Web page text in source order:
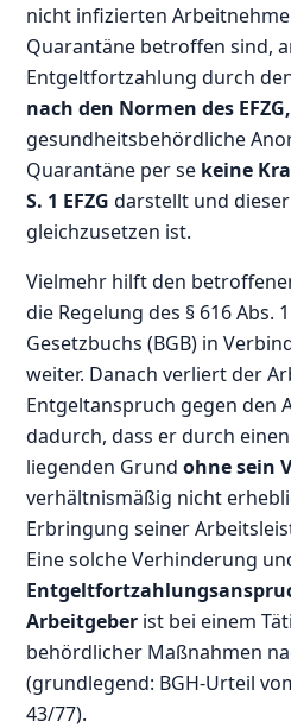
nicht infizierten
Quarantäne betroffen sind,
Entgeltfortzahlung durch
nach den Normen des EFZG,
gesundheitsbehördliche
Quarantäne per se keine
S. 1 EFZG darstellt und
gleichzusetzen ist.
Vielmehr hilft den
die Regelung des § 616 Abs.
Gesetzbuchs (BGB) in
weiter. Danach verliert der
Entgeltanspruch gegen den
dadurch, dass er durch
liegenden Grundohne sein
verhältnismäßig nicht
Erbringung seiner
Eine solche Verhinderung
Arbeitgeber ist bei einem
behördlicher Maßnahmen
(grundlegend: BGH-Urteil
43/77).